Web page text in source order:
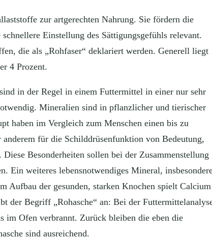
zur artgerechten Nahrung. Sie fördern die
Einstellung des Sättigungsgefühls relevant.
die als „Rohfaser“ deklariert werden. Generell liegt
4 Prozent.
in der Regel in einem Futtermittel in einer nur sehr
Mineralien sind in pflanzlicher und tierischer
haben im Vergleich zum Menschen einen bis zu
für die Schilddrüsenfunktion von Bedeutung,
Besonderheiten sollen bei der Zusammenstellung
Ein weiteres lebensnotwendiges Mineral,
Aufbau der gesunden, starken Knochen spielt Calcium
der Begriff „Rohasche“ an: Bei der
im Ofen verbrannt. Zurück bleiben die eben die
sind ausreichend.